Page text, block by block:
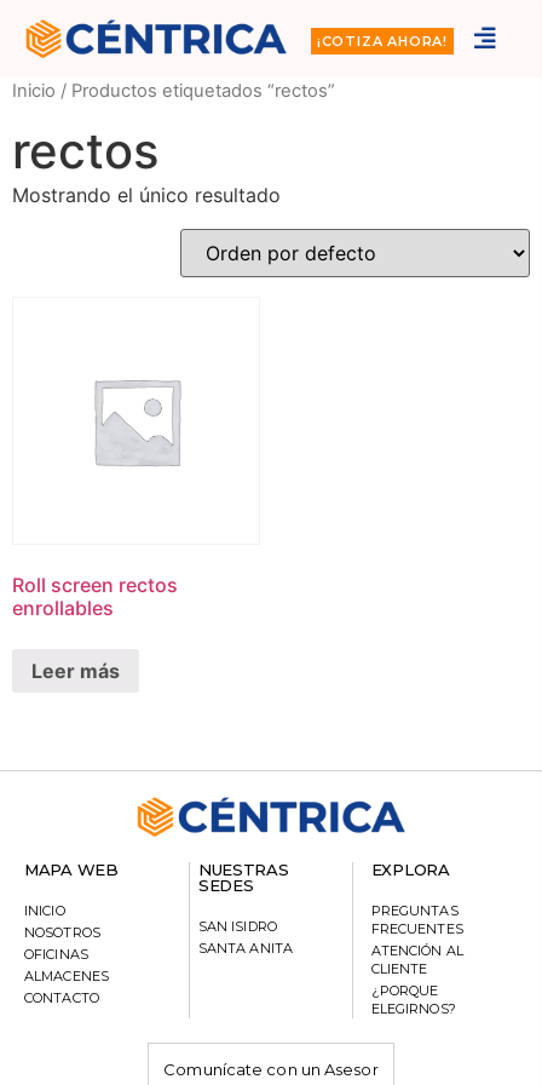
¡COTIZA AHORA!
Inicio / Productos etiquetados “rectos”
rectos
Mostrando el único resultado
Roll screen rectos
enrollables
Leer más
MAPA WEB
INICIO
NOSOTROS
OFICINAS
ALMACENES
CONTACTO
NUESTRAS
SEDES
SAN ISIDRO
SANTA ANITA
EXPLORA
PREGUNTAS
FRECUENTES
ATENCIÓN AL
CLIENTE
¿PORQUE
ELEGIRNOS?
Comunícate con un Asesor